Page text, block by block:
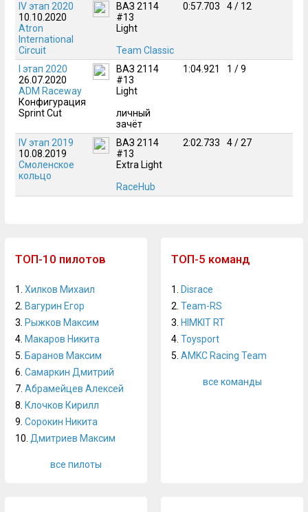
IV этап 2020
10.10.2020
Atron
International
Circuit
ВАЗ 2114
#13
Light
Team Classic
0:57.703 4 / 12
I этап 2020
26.07.2020
ADM Raceway
Конфигурация
Sprint Cut
ВАЗ 2114
#13
Light
личный
зачёт
1:04.921 1 / 9
IV этап 2019
10.08.2019
Смоленское
кольцо
ВАЗ 2114
#13
Extra Light
RaceHub
2:02.733 4 / 27
ТОП-10 пилотов
1. Хилков Михаил
2. Вагурин Егор
3. Рыжков Максим
4. Макаров Никита
5. Баранов Максим
6. Самаркин Дмитрий
7. Абрамейцев Алексей
8. Клочков Кирилл
9. Сорокин Никита
10. Дмитриев Максим
все пилоты
ТОП-5 команд
1.
Disrace
2. Team-RS
3. HIMKIT RT
4. Toysport
5. AMKC Racing Team
все команды